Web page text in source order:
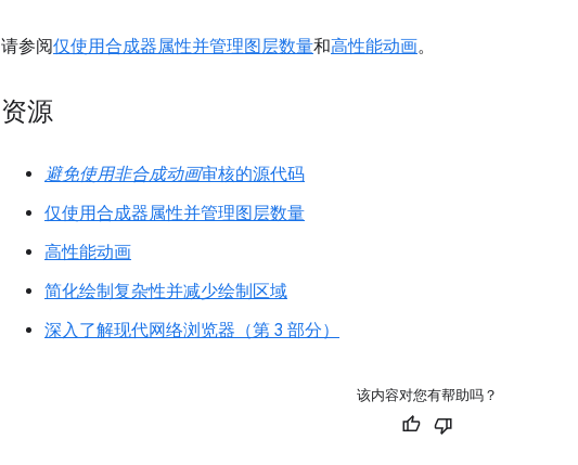
请参阅仅使用合成器属性并管理图层数量和高性能动画。
资源
避免使用非合成动画审核的源代码
仅使用合成器属性并管理图层数量
高性能动画
简化绘制复杂性并减少绘制区域
深入了解现代网络浏览器（第 3 部分）
该内容对您有帮助吗？